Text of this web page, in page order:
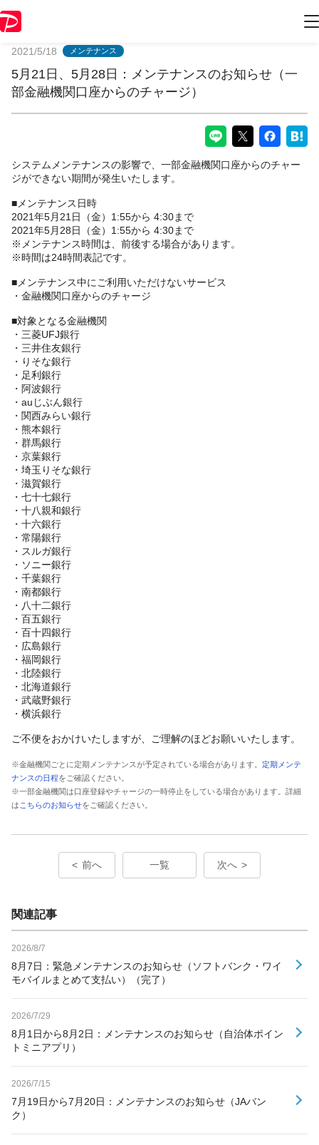
2021/5/18 メンテナンス
5月21日、5月28日：メンテナンスのお知らせ（一
部金融機関口座からのチャージ）
システムメンテナンスの影響で、一部金融機関口座からのチャー
ジができない期間が発生いたします。
■メンテナンス日時
2021年5月21日（金）1:55から 4:30まで
2021年5月28日（金）1:55から 4:30まで
※メンテナンス時間は、前後する場合があります。
※時間は24時間表記です。
■メンテナンス中にご利用いただけないサービス
・金融機関口座からのチャージ
■対象となる金融機関
・三菱UFJ銀行
・三井住友銀行
・りそな銀行
・足利銀行
・阿波銀行
・auじぶん銀行
・関西みらい銀行
・熊本銀行
・群馬銀行
・京葉銀行
・埼玉りそな銀行
・滋賀銀行
・七十七銀行
・十八親和銀行
・十六銀行
・常陽銀行
・スルガ銀行
・ソニー銀行
・千葉銀行
・南都銀行
・八十二銀行
・百五銀行
・百十四銀行
・広島銀行
・福岡銀行
・北陸銀行
・北海道銀行
・武蔵野銀行
・横浜銀行
ご不便をおかけいたしますが、ご理解のほどお願いいたします。
※金融機関ごとに定期メンテナンスが予定されている場合があります。 定期メンテ
ナンスの日程をご確認ください。
※一部金融機関は口座登録やチャージの一時停止をしている場合があります。詳細
は こちらのお知らせをご確認ください。
前へ 一覧 次へ
関連記事
2026/8/7
8月7日：緊急メンテナンスのお知らせ（ソフトバンク・ワイ
モバイルまとめて支払い）（完了）
2026/7/29
8月1日から8月2日：メンテナンスのお知らせ（自治体ポイン
トミニアプリ）
2026/7/15
7月19日から7月20日：メンテナンスのお知らせ（JAバン
ク）